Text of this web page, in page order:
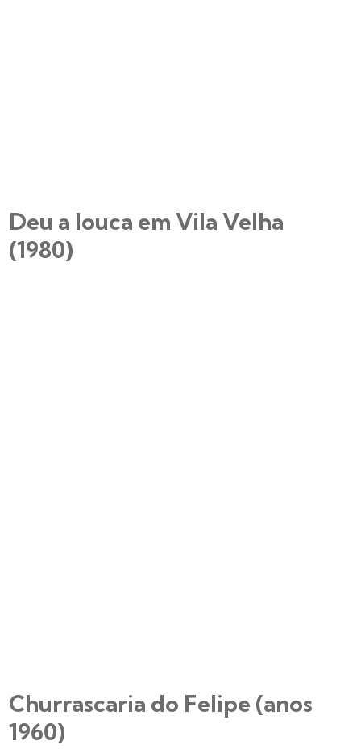
Deu a louca em Vila Velha
(1980)
Churrascaria do Felipe (anos
1960)